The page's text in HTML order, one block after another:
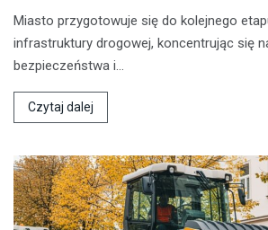
Miasto przygotowuje się do kolejnego
infrastruktury drogowej, koncentrując się
bezpieczeństwa i…
Czytaj dalej